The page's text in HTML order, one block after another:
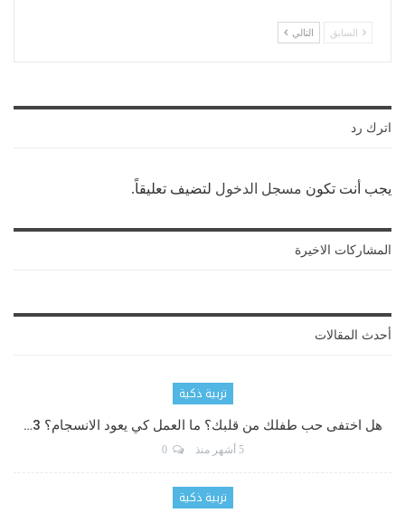
السابق التالي
اترك رد
يجب أنت تكون مسجل الدخول لتضيف تعليقاً.
المشاركات الاخيرة
أحدث المقالات
تربية ذكية
هل اختفى حب طفلك من قلبك؟ ما العمل كي يعود الانسجام؟ 3…
5 أشهر منذ 0
تربية ذكية